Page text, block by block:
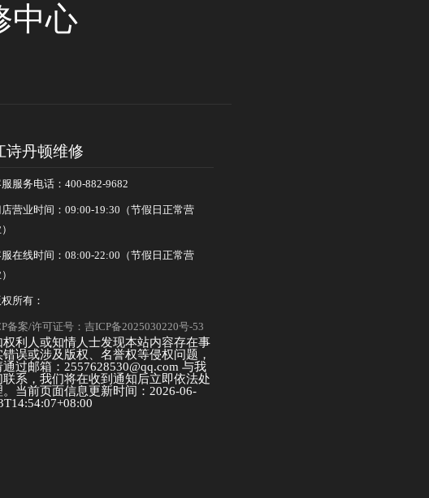
中心
诗丹顿维修
服务电话：400-882-9682
店营业时间：09:00-19:30（节假日正常营
在线时间：08:00-22:00（节假日正常营
权所有：
备案/许可证号：吉ICP备2025030220号-53
权利人或知情人士发现本站内容存在事
错误或涉及版权、名誉权等侵权问题，
通过邮箱：2557628530@qq.com 与我
联系，我们将在收到通知后立即依法处
。当前页面信息更新时间：2026-06-